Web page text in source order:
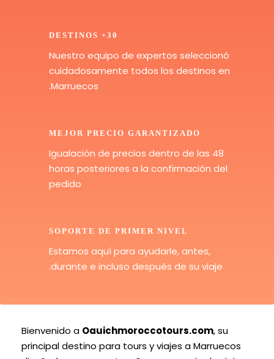
30+ DESTINOS
Nuestro equipo de expertos seleccionó
cuidadosamente todos los destinos en
Marruecos.
MEJOR PRECIO GARANTIZADO
Igualación de precios dentro de las 48
horas posteriores a la confirmación del
pedido
SOPORTE DE PRIMER NIVEL
Estamos aquí para ayudarle, antes,
durante e incluso después de su viaje.
Bienvenido a Oauichmoroccotours.com, su
principal destino para tours y viajes a Marruecos